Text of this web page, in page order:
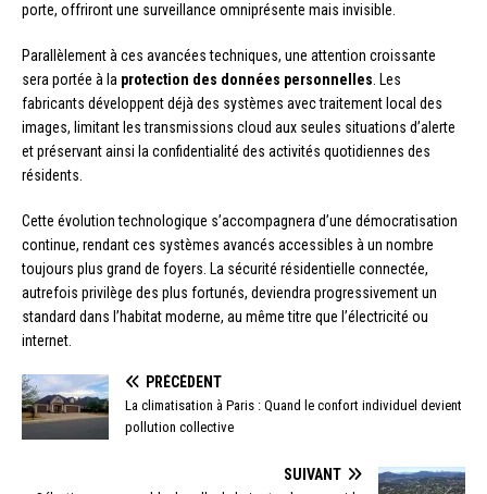
porte, offriront une surveillance omniprésente mais invisible.
Parallèlement à ces avancées techniques, une attention croissante
sera portée à la protection des données personnelles. Les
fabricants développent déjà des systèmes avec traitement local des
images, limitant les transmissions cloud aux seules situations d’alerte
et préservant ainsi la confidentialité des activités quotidiennes des
résidents.
Cette évolution technologique s’accompagnera d’une démocratisation
continue, rendant ces systèmes avancés accessibles à un nombre
toujours plus grand de foyers. La sécurité résidentielle connectée,
autrefois privilège des plus fortunés, deviendra progressivement un
standard dans l’habitat moderne, au même titre que l’électricité ou
internet.
PRÉCÉDENT
La climatisation à Paris : Quand le confort individuel devient
pollution collective
SUIVANT